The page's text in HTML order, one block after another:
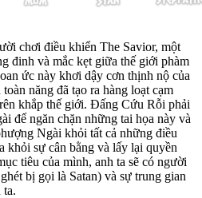
chơi điều khiển The Savior, một
đinh và mắc kẹt giữa thế giới phàm
ức này khơi dậy cơn thịnh nộ của
năng đã tạo ra hàng loạt cạm
khắp thế giới. Đấng Cứu Rỗi phải
để ngăn chặn những tai họa này và
Ngài khỏi tất cả những điều
khỏi sự cân bằng và lấy lại quyền
tiêu của mình, anh ta sẽ có người
bị gọi là Satan) và sự trung gian
ta.